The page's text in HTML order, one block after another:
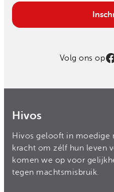
Email
Volg ons op
Hivos
Hivos gelooft in moedige
kracht om zélf hun leven
komen we op voor
tegen machtsmisbruik.